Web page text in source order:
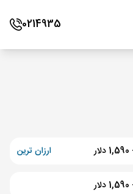
0214935
ارزان ترین